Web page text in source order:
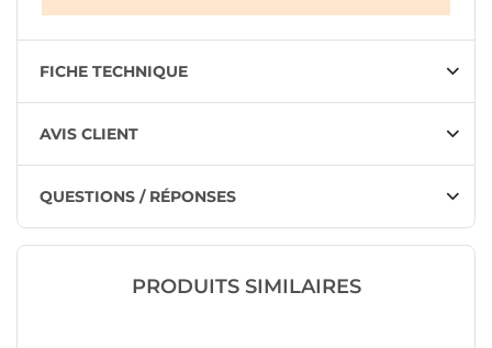
FICHE TECHNIQUE
AVIS CLIENT
QUESTIONS / RÉPONSES
PRODUITS SIMILAIRES